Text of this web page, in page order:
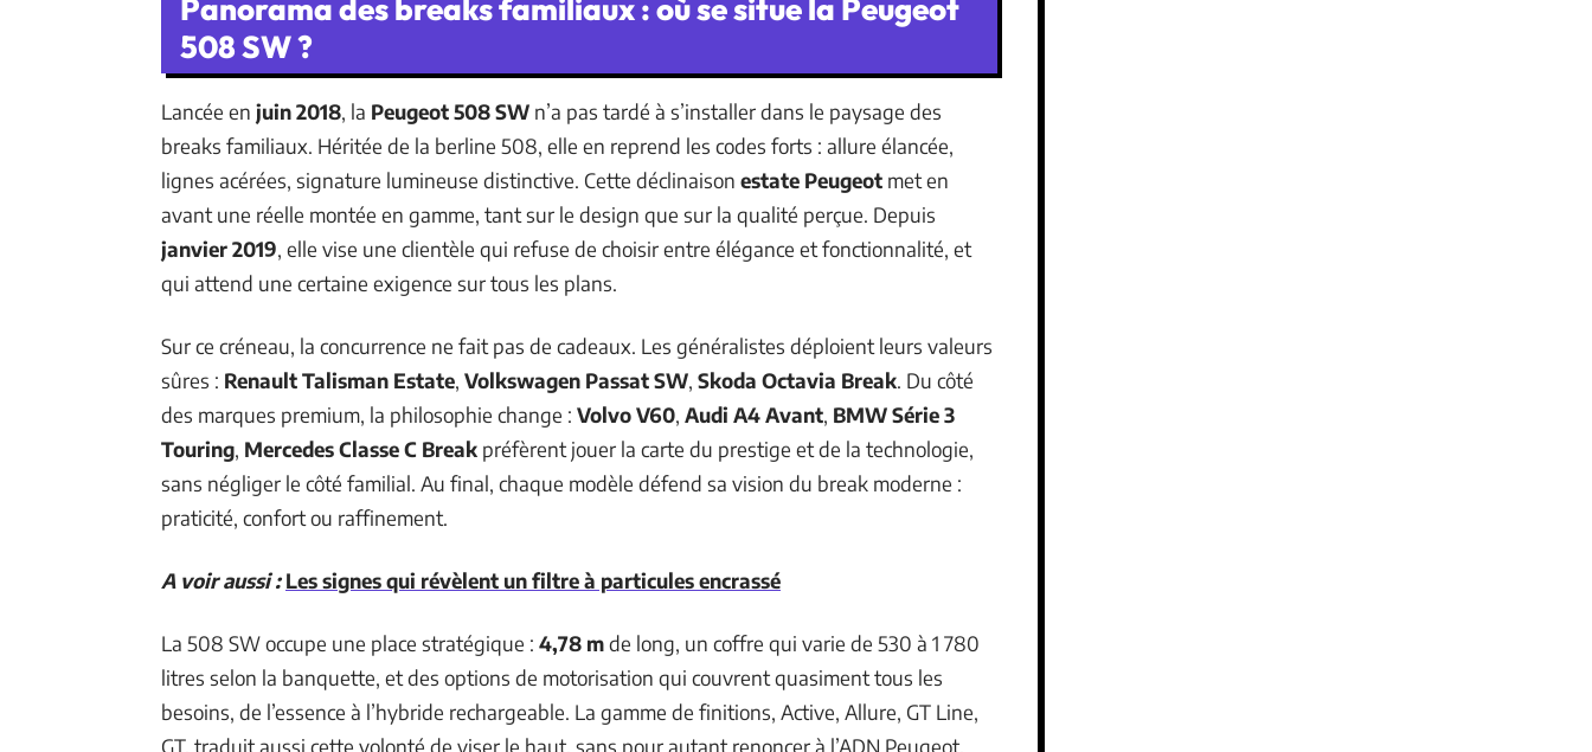
Panorama des breaks familiaux : où se situe la Peugeot
508 SW ?
Lancée en juin 2018, la Peugeot 508 SW n’a pas tardé à s’installer dans le paysage des
breaks familiaux. Héritée de la berline 508, elle en reprend les codes forts : allure élancée,
lignes acérées, signature lumineuse distinctive. Cette déclinaison estate Peugeot met en
avant une réelle montée en gamme, tant sur le design que sur la qualité perçue. Depuis
janvier 2019, elle vise une clientèle qui refuse de choisir entre élégance et fonctionnalité, et
qui attend une certaine exigence sur tous les plans.
Sur ce créneau, la concurrence ne fait pas de cadeaux. Les généralistes déploient leurs valeurs
sûres : Renault Talisman Estate, Volkswagen Passat SW, Skoda Octavia Break. Du côté
des marques premium, la philosophie change : Volvo V60, Audi A4 Avant, BMW Série 3
Touring, Mercedes Classe C Break préfèrent jouer la carte du prestige et de la technologie,
sans négliger le côté familial. Au final, chaque modèle défend sa vision du break moderne :
praticité, confort ou raffinement.
A voir aussi : Les signes qui révèlent un filtre à particules encrassé
La 508 SW occupe une place stratégique : 4,78 mde long, un coffre qui varie de 530 à 1 780
litres selon la banquette, et des options de motorisation qui couvrent quasiment tous les
besoins, de l’essence à l’hybride rechargeable. La gamme de finitions, Active, Allure, GT Line,
GT, traduit aussi cette volonté de viser le haut, sans pour autant renoncer à l’ADN Peugeot.